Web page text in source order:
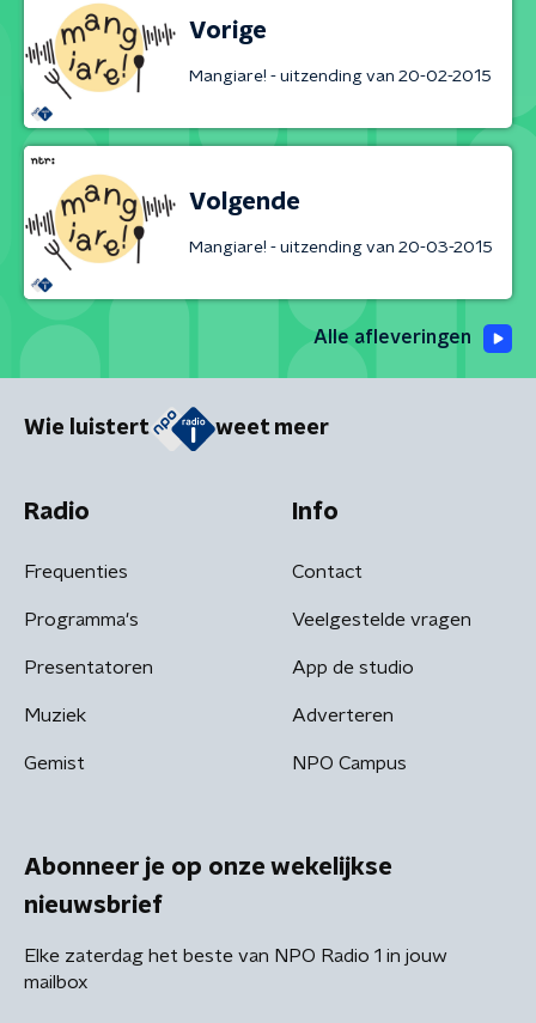
Vorige
Mangiare! - uitzending van 20-02-2015
Volgende
Mangiare! - uitzending van 20-03-2015
Alle afleveringen
Wie luistert weet meer
Radio
Frequenties
Programma's
Presentatoren
Muziek
Gemist
Info
Contact
Veelgestelde vragen
App de studio
Adverteren
NPO Campus
Abonneer je op onze wekelijkse
nieuwsbrief
Elke zaterdag het beste van NPO Radio 1 in jouw
mailbox